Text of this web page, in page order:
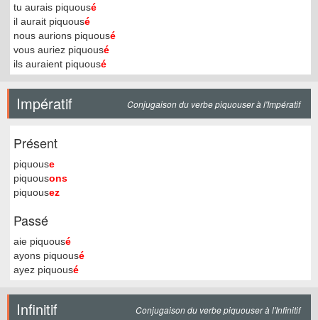
tu aurais piquousé
il aurait piquousé
nous aurions piquousé
vous auriez piquousé
ils auraient piquousé
Impératif Conjugaison du verbe piquouser à l'Impératif
Présent
piquouse
piquousons
piquousez
Passé
aie piquousé
ayons piquousé
ayez piquousé
Infinitif Conjugaison du verbe piquouser à l'Infinitif